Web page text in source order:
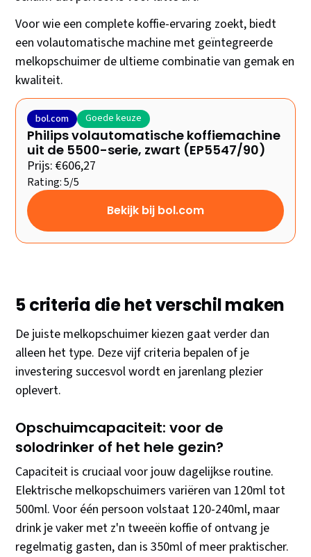
Voor wie een complete koffie-ervaring zoekt, biedt
een volautomatische machine met geïntegreerde
melkopschuimer de ultieme combinatie van gemak en
kwaliteit.
bol.com Goede keuze
Philips volautomatische koffiemachine
uit de 5500-serie, zwart (EP5547/90)
Prijs: €606,27
Rating: 5/5
Bekijk bij bol.com
5 criteria die het verschil maken
De juiste melkopschuimer kiezen gaat verder dan
alleen het type. Deze vijf criteria bepalen of je
investering succesvol wordt en jarenlang plezier
oplevert.
Opschuimcapaciteit: voor de
solodrinker of het hele gezin?
Capaciteit is cruciaal voor jouw dagelijkse routine.
Elektrische melkopschuimers variëren van 120ml tot
500ml. Voor één persoon volstaat 120-240ml, maar
drink je vaker met z'n tweeën koffie of ontvang je
regelmatig gasten, dan is 350ml of meer praktischer.